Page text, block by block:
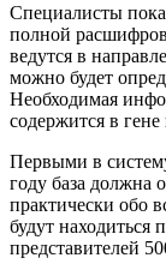
Специалисты
полной
ведутся в
можно будет
Необходимая
содержится в
Первыми в
году база должна
практически обо
будут находиться
представителей